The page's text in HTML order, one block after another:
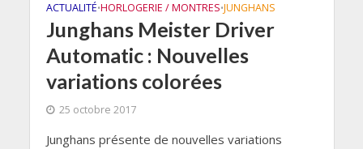
ACTUALITÉ•HORLOGERIE / MONTRES•JUNGHANS
Junghans Meister Driver
Automatic : Nouvelles
variations colorées
25 octobre 2017
Junghans présente de nouvelles variations